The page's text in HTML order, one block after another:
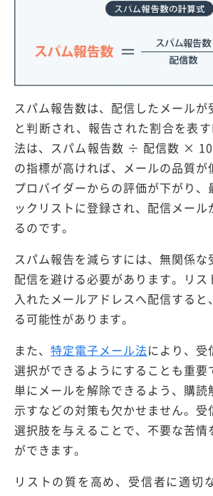
スパム報告数は、配信したメールが
と判断され、報告された割合を表
法は、スパム報告数 ÷ 配信数 ×
の指標が高ければ、メールの品質が
プロバイダーからの評価が下がり、
ックリストに登録され、配信メール
るのです。
スパム報告を減らすには、無関係な
配信を避ける必要があります。リス
入れたメールアドレスへ配信する
る可能性があります。
また、特定電子メール法により、受
選択ができるようにすることも重要
単にメールを解除できるよう、購読
示すなどの対策も欠かせません。受
選択肢を与えることで、不要な苦情
ができます。
リストの質を高め、受信者に適切